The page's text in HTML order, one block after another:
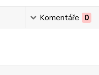
Komentáře 0